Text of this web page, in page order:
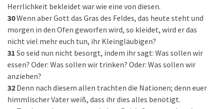
Herrlichkeit bekleidet war wie eine von diesen.
30Wenn aber Gott das Gras des Feldes, das heute steht und
morgen in den Ofen geworfen wird, so kleidet, wird er das
nicht viel mehr euch tun, ihr Kleingläubigen?
31 So seid nun nicht besorgt, indem ihr sagt: Was sollen wir
essen? Oder: Was sollen wir trinken? Oder: Was sollen wir
anziehen?
32 Denn nach diesem allen trachten die Nationen; denn euer
himmlischer Vater weiß, dass ihr dies alles benötigt.